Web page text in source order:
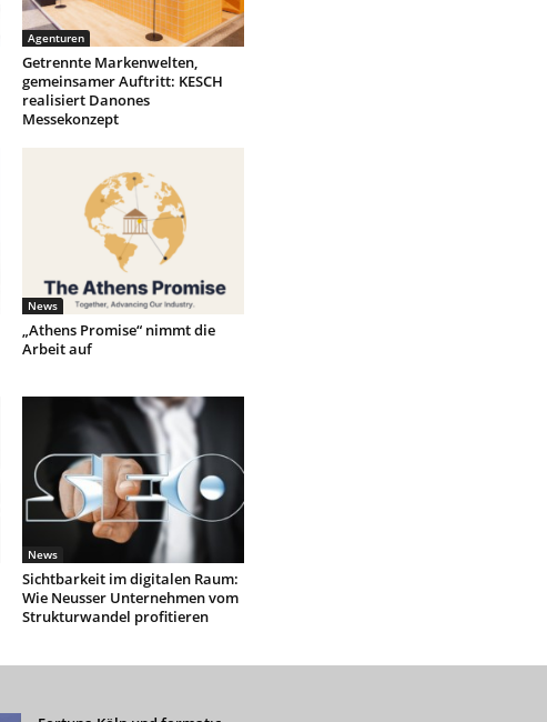
Agenturen
Getrennte Markenwelten,
gemeinsamer Auftritt: KESCH
realisiert Danones
Messekonzept
News
„Athens Promise“ nimmt die
Arbeit auf
News
Sichtbarkeit im digitalen Raum:
Wie Neusser Unternehmen vom
Strukturwandel profitieren